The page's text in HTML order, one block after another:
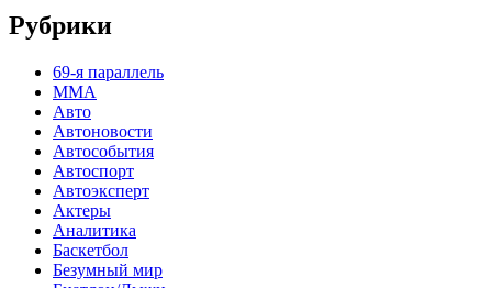
Рубрики
69-я параллель
MMA
Авто
Автоновости
Автособытия
Автоспорт
Автоэксперт
Актеры
Аналитика
Баскетбол
Безумный мир